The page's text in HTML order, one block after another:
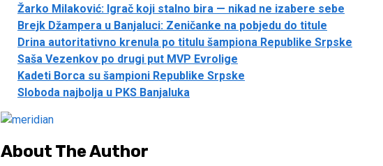
Žarko Milaković: Igrač koji stalno bira — nikad ne izabere sebe
Brejk Džampera u Banjaluci: Zeničanke na pobjedu do titule
Drina autoritativno krenula po titulu šampiona Republike Srpske
Saša Vezenkov po drugi put MVP Evrolige
Kadeti Borca su šampioni Republike Srpske
Sloboda najbolja u PKS Banjaluka
About The Author